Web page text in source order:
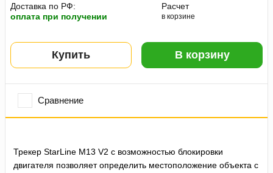
Доставка по РФ:
оплата при получении
Расчет
в корзине
Купить В корзину
Сравнение
Трекер StarLine M13 V2 с возможностью блокировки
двигателя позволяет определить местоположение объекта с